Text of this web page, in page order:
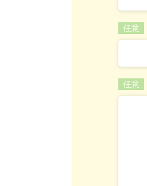
任意
任意